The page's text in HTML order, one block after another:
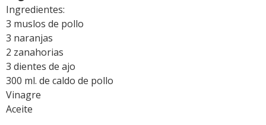
Ingredientes:
3 muslos de pollo
3 naranjas
2 zanahorias
3 dientes de ajo
300 ml. de caldo de pollo
Vinagre
Aceite